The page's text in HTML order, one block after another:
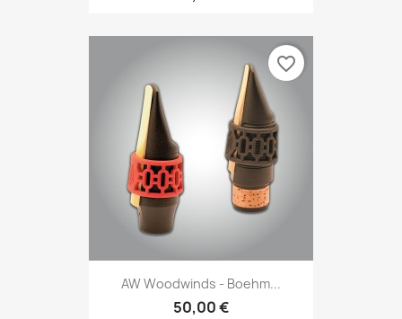
AW Woodwinds - Boehm...
50,00 €
favorite_border